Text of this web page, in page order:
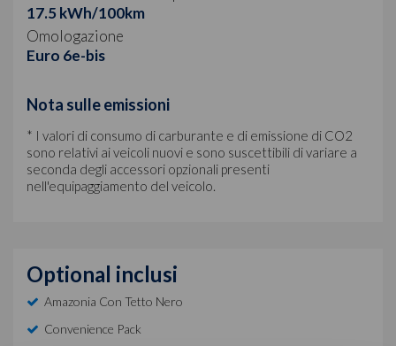
17.5 kWh/100km
Omologazione
Euro 6e-bis
Nota sulle emissioni
* I valori di consumo di carburante e di emissione di CO2
sono relativi ai veicoli nuovi e sono suscettibili di variare a
seconda degli accessori opzionali presenti
nell'equipaggiamento del veicolo.
Optional inclusi
Amazonia Con Tetto Nero
Convenience Pack